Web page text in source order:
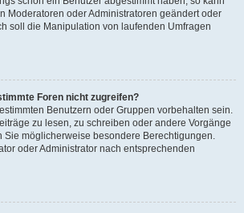
Moderatoren oder Administratoren geändert oder
soll die Manipulation von laufenden Umfragen
Foren nicht zugreifen?
Benutzern oder Gruppen vorbehalten sein.
zu lesen, zu schreiben oder andere Vorgänge
Sie möglicherweise besondere Berechtigungen.
oder Administrator nach entsprechenden